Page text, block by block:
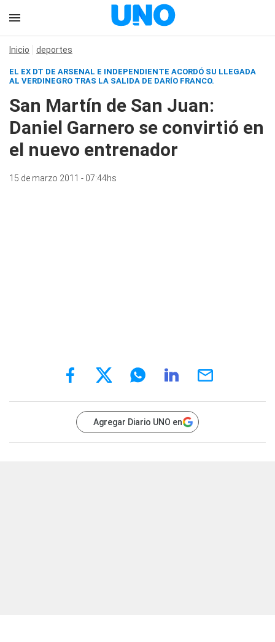
Inicio deportes
EL EX DT DE ARSENAL E INDEPENDIENTE ACORDÓ SU LLEGADA
AL VERDINEGRO TRAS LA SALIDA DE DARÍO FRANCO.
San Martín de San Juan:
Daniel Garnero se convirtió en
el nuevo entrenador
15 de marzo 2011 - 07:44hs
Agregar Diario UNO en